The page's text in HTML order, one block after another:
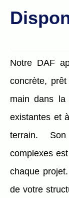
Notre DAF
concrète,
main dans la
existantes et
terrain.
complexes
chaque
de votre